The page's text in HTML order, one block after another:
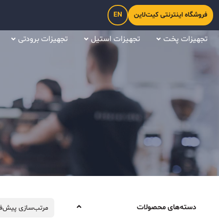
فروشگاه اینترنتی کیت‌لاین EN
تجهیزات پخت تجهیزات استیل تجهیزات برودتی
دسته‌های محصولات